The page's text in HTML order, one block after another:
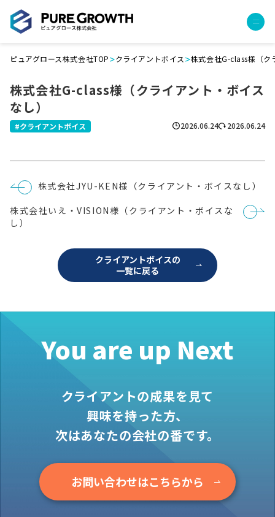
経営コンサルティング
広告運用代行
成功報酬型コストダウン
土地・顧客管理システム
クライアントボイス
お役立ち情報
会社概要
お問い合わせ
資料ダウンロード
ピュアグロース株式会社TOP>クライアントボイス >株式会社G-class様（ク
株式会社G-class様（クライアント・ボイス
なし）
2026.06.24 2026.06.24
クライアントボイス
投
稿
ナ
ビ
ゲ
株式会社JYU-KEN様（クライアント・ボイスなし）
株式会社いえ・VISION様（クライアント・ボイスな
し）
クライアントボイスの
一覧に戻る
You are up Next
クライアントの成果を見て
興味を持った方、
次はあなたの会社の番です。
お問い合わせはこちらから